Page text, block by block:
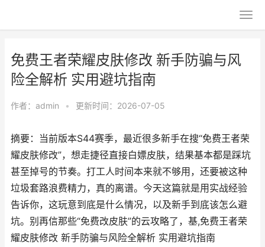
免费王者荣耀皮肤修改 新手防骗与风
险全解析 实用避坑指南
作者： admin • 更新时间：2026-07-05
摘要：当前版本S44赛季，最近很多新手在搜“免费王者荣
耀皮肤修改”，想走捷径直接白嫖皮肤，结果基本都是踩坑
甚至掉号的节奏。打工人时间本来就不够用，还要被这种
垃圾套路浪费精力，真的离谱。今天这篇就是用实战经验
告诉你，这玩意到底是什么情况，以及新手到底该怎么避
坑。别再信那些“免费改皮肤”的云攻略了，基,免费王者荣
耀皮肤修改 新手防骗与风险全解析 实用避坑指南